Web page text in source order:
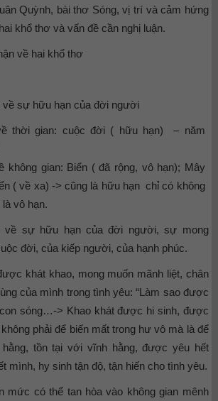
Quỳnh, bài thơ Sóng, vị trí và cảm hứng
khổ thơ và vấn đề cần nghị luận.
về hai khổ thơ
về sự hữu hạn của đời người
thời gian: cuộc đời ( hữu hạn) – năm
không gian: Biển ( đã rộng, vô hạn); Mây
( về xa) -> cũng là hữu hạn chỉ có không
vô hạn.
về sự hữu hạn của đời người, sự mong
đời, của kiếp người, của hạnh phúc.
khát khao, mong muốn mãnh liệt, chân
của mình trong tình yêu: “Làm sao được
sóng…-> Khao khát được hi sinh, được
không phải để biến mất trong hư vô mà là để
tồn tại với vĩnh hằng, được yêu hết
mình, hy sinh tận độ, tận hiến cho tình yêu.
mức có thể tan hòa vào không gian mênh